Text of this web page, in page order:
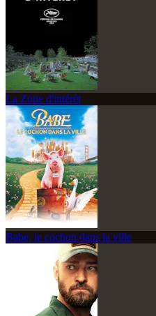
La Zone d'intérêt
Babe, le cochon dans la ville